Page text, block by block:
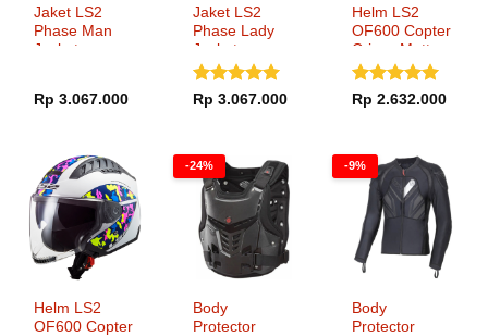
Jaket LS2
Phase Man
Jacket
Rp 3.067.000
Jaket LS2
Phase Lady
Jacket
Dinilai5
Rp 3.067.000
Helm LS2
OF600 Copter
Crispy Matt
Military Green
Dinilai5
Rp 2.632.000
Helm LS2
OF600 Copter
-24%
Body
Protector
-9%
Body
Protector